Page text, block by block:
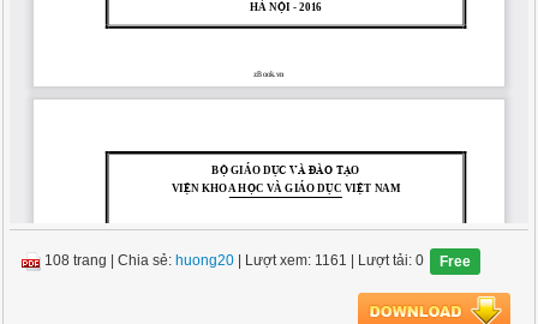
108 trang |Chia sẻ: huong20 | Lượt xem: 1161 | Lượt tải: 0 Free